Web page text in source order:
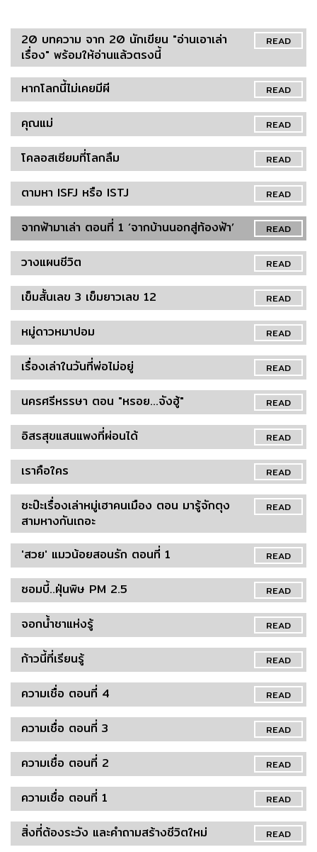
READ
20 บทความ จาก 20 นักเขียน "อ่านเอาเล่า
เรื่อง" พร้อมให้อ่านแล้วตรงนี้
READ
หากโลกนี้ไม่เคยมีผี
READ
คุณแม่
READ
โคลอสเซียมที่โลกลืม
READ
ตามหา ISFJ หรือ ISTJ
READ
จากฟ้ามาเล่า ตอนที่ 1 ‘จากบ้านนอกสู่ท้องฟ้า’
READ
วางแผนชีวิต
READ
เข็มสั้นเลข 3 เข็มยาวเลข 12
READ
หมู่ดาวหมาปอม
READ
เรื่องเล่าในวันที่พ่อไม่อยู่
READ
นครศรีหรรษา ตอน "หรอย...จังฮู้"
READ
อิสรสุขแสนแพงที่ผ่อนได้
READ
เราคือใคร
READ
ซะป๊ะเรื่องเล่าหมู่เฮาคนเมือง​ ตอน มารู้จักตุง
สามหางกันเถอะ
READ
'สวย' แมวน้อยสอนรัก ตอนที่ 1
READ
ซอมบี้..ฝุ่นพิษ PM 2.5
READ
จอกน้ำชาแห่งรู้
READ
ก้าวนี้ที่เรียนรู้
READ
ความเชื่อ ตอนที่ 4
READ
ความเชื่อ ตอนที่ 3
READ
ความเชื่อ ตอนที่ 2
READ
ความเชื่อ ตอนที่ 1
READ
สิ่งที่ต้องระวัง และคำถามสร้างชีวิตใหม่